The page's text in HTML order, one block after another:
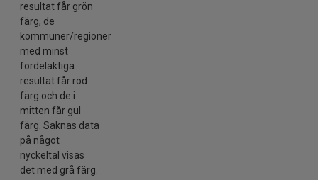
resultat får grön
färg, de
kommuner/regioner
med minst
fördelaktiga
resultat får röd
färg och de i
mitten får gul
färg. Saknas data
på något
nyckeltal visas
det med grå färg.